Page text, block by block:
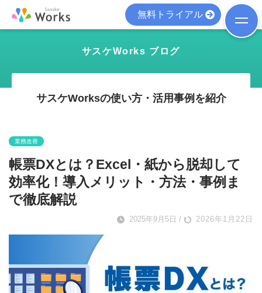
無料トライアル
サスケWorks ブログ
サスケWorksの使い方・活用事例を紹介
業務改善
帳票DXとは？Excel・紙から脱却して
効率化！導入メリット・方法・事例ま
で徹底解説
2025年9月5日 / 2026年1月22日